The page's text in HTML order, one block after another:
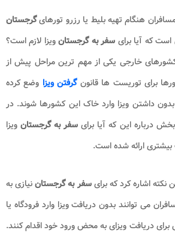
هنگام تهیه بلیط یا رزرو تورهایگرجستان
که آیا برای سفر به گرجستانویزا لازم است؟
خارجی یکی از مهم ترین مراحل پیش از
برای توریست ها قانونگرفتن ویزا وضع کرده
بدون داشتن ویزا وارد خاک این کشورها شوند. در
درباره این که آیا برای سفر به گرجستانویزا
ارائه شده است.
نکته اشاره کرد که برایسفر به گرجستاننیازی به
می توانند بدون دریافت ویزا وارد فرودگاه یا
دریافت ویزای به محض ورود خود اقدام کنند.